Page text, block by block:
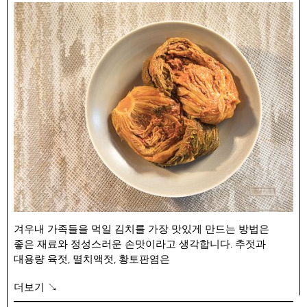
겨우내 가족들을 먹일 김치를 가장 맛있게 만드는 방법은
좋은 재료와 정성스러운 손맛이라고 생각합니다. 추젓과
대용량 육젓, 멸치액젓, 황토판염은
행사 기간 : 10/18(금) ~ 11/17(일)
더보기 ↘